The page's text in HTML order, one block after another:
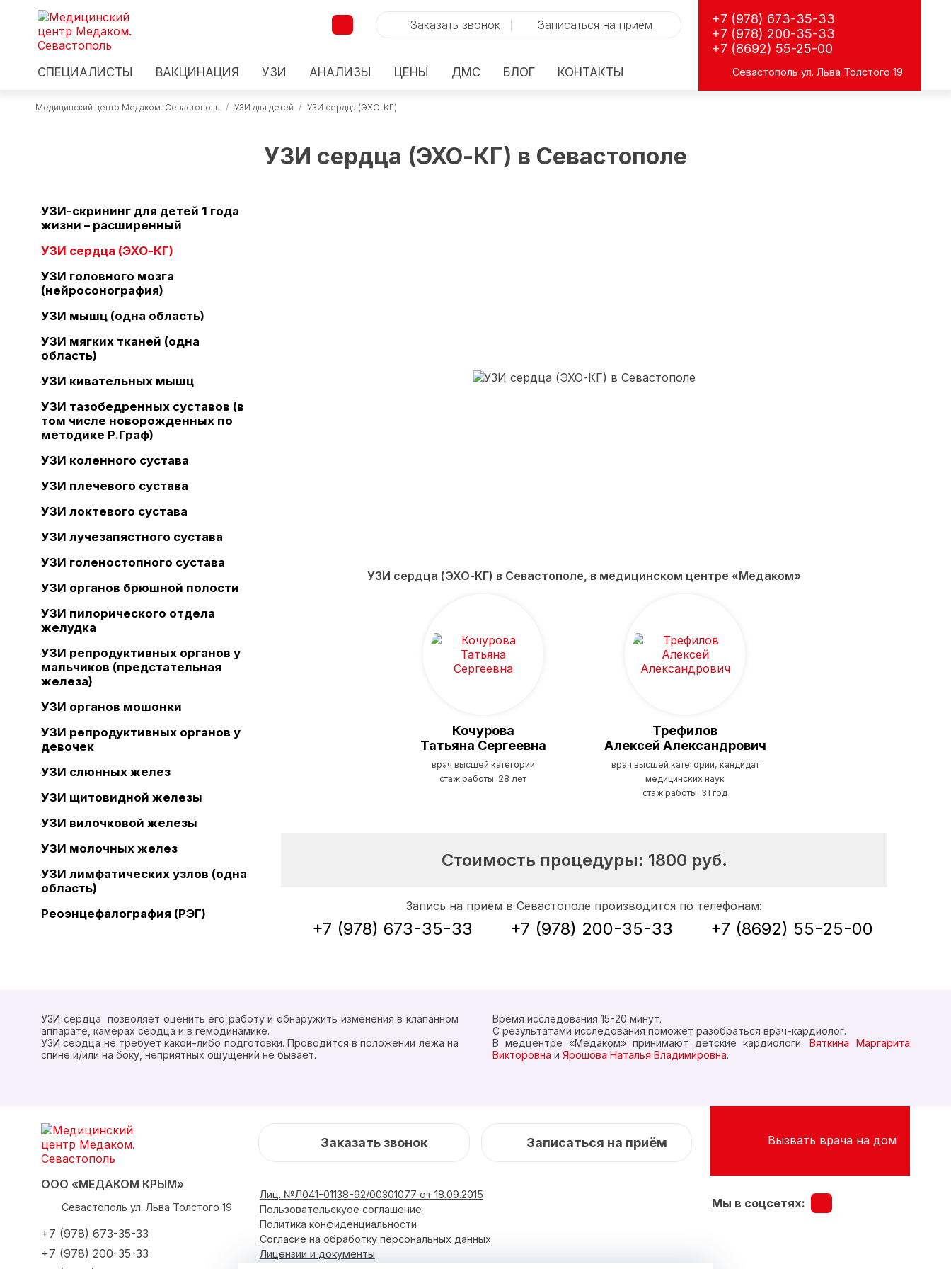
Заказать звонок Записаться на приём
СПЕЦИАЛИСТЫ ВАКЦИНАЦИЯ УЗИ АНАЛИЗЫ ЦЕНЫ ДМС БЛОГ КОНТАКТЫ
+7 (978) 673-35-33
+7 (978) 200-35-33
+7 (8692) 55-25-00
Севастополь ул. Льва Толстого 19
Медицинский центр Медаком. Севастополь / УЗИ для детей / УЗИ сердца (ЭХО-КГ)
УЗИ сердца (ЭХО-КГ) в Севастополе
УЗИ-скрининг для детей 1 года
жизни – расширенный
УЗИ сердца (ЭХО-КГ)
УЗИ головного мозга
(нейросонография)
УЗИ мышц (одна область)
УЗИ мягких тканей (одна
область)
УЗИ кивательных мышц
УЗИ тазобедренных суставов (в
том числе новорожденных по
методике Р.Граф)
УЗИ коленного сустава
УЗИ плечевого сустава
УЗИ локтевого сустава
УЗИ лучезапястного сустава
УЗИ голеностопного сустава
УЗИ органов брюшной полости
УЗИ пилорического отдела
желудка
УЗИ репродуктивных органов у
мальчиков (предстательная
железа)
УЗИ органов мошонки
УЗИ репродуктивных органов у
девочек
УЗИ слюнных желез
УЗИ щитовидной железы
УЗИ вилочковой железы
УЗИ молочных желез
УЗИ лимфатических узлов (одна
область)
Реоэнцефалография (РЭГ)
УЗИ сердца (ЭХО-КГ) в Севастополе, в медицинском центре «Медаком»
Кочурова
Татьяна Сергеевна
врач высшей категории
стаж работы: 28 лет
Трефилов
Алексей Александрович
врач высшей категории, кандидат
медицинских наук
стаж работы: 31 год
Стоимость процедуры: 1800 руб.
Запись на приём в Севастополе производится по телефонам:
+7 (978) 673-35-33 +7 (978) 200-35-33 +7 (8692) 55-25-00
УЗИ сердца позволяет оценить его работу и обнаружить изменения в клапанном
аппарате, камерах сердца и в гемодинамике.
УЗИ сердца не требует какой-либо подготовки. Проводится в положении лежа на
спине и/или на боку, неприятных ощущений не бывает.
Время исследования 15-20 минут.
С результатами исследования поможет разобраться врач-кардиолог.
В медцентре «Медаком» принимают детские кардиологи: Вяткина Маргарита
Викторовна и Ярошова Наталья Владимировна.
ООО «МЕДАКОМ КРЫМ»
Севастополь ул. Льва Толстого 19
+7 (978) 673-35-33
+7 (978) 200-35-33
Заказать звонок Записаться на приём Вызвать врача на дом
Лиц. №Л041-01138-92/00301077 от 18.09.2015
Пользовательскуое соглашение
Политика конфиденциальности
Согласие на обработку персональных данных
Лицензии и документы
Мы в соцсетях: